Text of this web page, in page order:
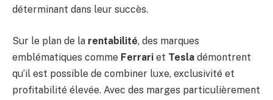
déterminant dans leur succès.
Sur le plan de la rentabilité, des marques
emblématiques comme Ferrari et Tesla démontrent
qu’il est possible de combiner luxe, exclusivité et
profitabilité élevée. Avec des marges particulièrement